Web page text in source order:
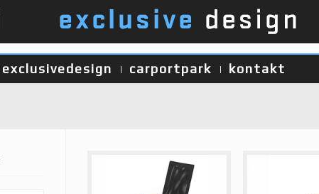
exclusivedesign carportpark kontakt